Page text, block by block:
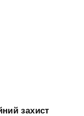
захист